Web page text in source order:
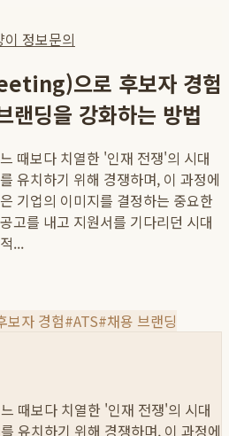
이 정보문의
으로 후보자 경험
랜딩을 강화하는 방법
때보다 치열한 '인재 전쟁'의 시대
유치하기 위해 경쟁하며, 이 과정에
기업의 이미지를 결정하는 중요한
고를 내고 지원서를 기다리던 시대
...
보자 경험#ATS#채용 브랜딩
때보다 치열한 '인재 전쟁'의 시대
유치하기 위해 경쟁하며, 이 과정에